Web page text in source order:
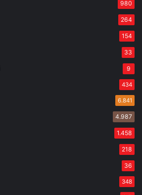
980
264
154
33
9
434
6.841
4.987
1.458
218
36
348